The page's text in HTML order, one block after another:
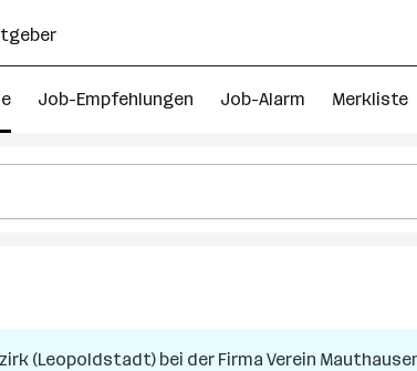
Job-Empfehlungen Job-Alarm Merkliste
(Leopoldstadt) bei der Firma Verein